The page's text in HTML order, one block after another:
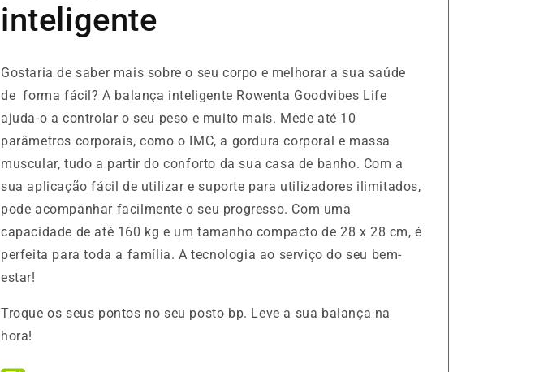
inteligente
Gostaria de saber mais sobre o seu corpo e melhorar a sua saúde
de forma fácil? A balança inteligente Rowenta Goodvibes Life
ajuda-o a controlar o seu peso e muito mais. Mede até 10
parâmetros corporais, como o IMC, a gordura corporal e massa
muscular, tudo a partir do conforto da sua casa de banho. Com a
sua aplicação fácil de utilizar e suporte para utilizadores ilimitados,
pode acompanhar facilmente o seu progresso. Com uma
capacidade de até 160 kg e um tamanho compacto de 28 x 28 cm, é
perfeita para toda a família. A tecnologia ao serviço do seu bem-
estar!
Troque os seus pontos no seu posto bp. Leve a sua balança na
hora!